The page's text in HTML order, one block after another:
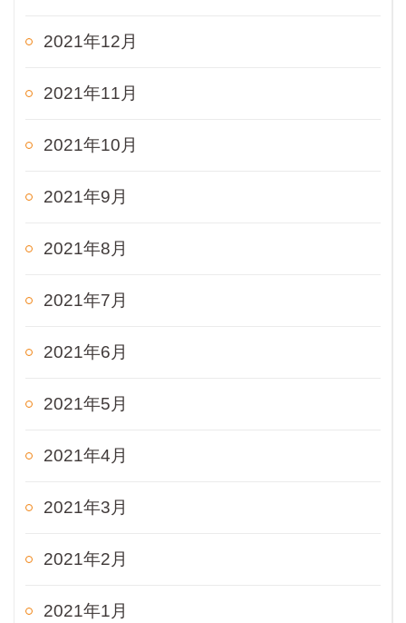
2021年12月
2021年11月
2021年10月
2021年9月
2021年8月
2021年7月
2021年6月
2021年5月
2021年4月
2021年3月
2021年2月
2021年1月